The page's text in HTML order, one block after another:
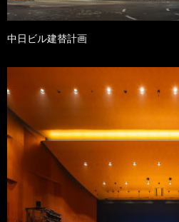
中日ビル建替計画